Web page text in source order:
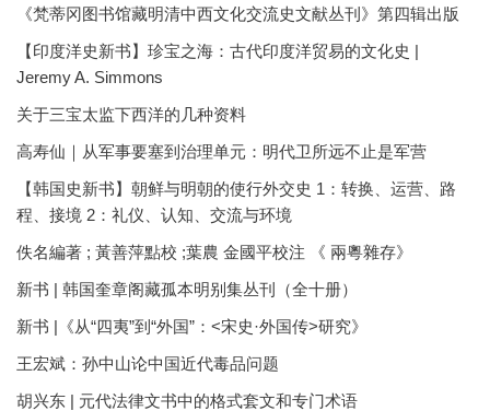
《梵蒂冈图书馆藏明清中西文化交流史文献丛刊》第四辑出版
【印度洋史新书】珍宝之海：古代印度洋贸易的文化史 |
Jeremy A. Simmons
关于三宝太监下西洋的几种资料
高寿仙｜从军事要塞到治理单元：明代卫所远不止是军营
【韩国史新书】朝鲜与明朝的使行外交史 1：转换、运营、路
程、接境 2：礼仪、认知、交流与环境
佚名編著 ; 黃善萍點校 ;葉農 金國平校注 《 兩粵雜存》
新书 | 韩国奎章阁藏孤本明别集丛刊（全十册）
新书 |《从“四夷”到“外国”：<宋史·外国传>研究》
王宏斌：孙中山论中国近代毒品问题
胡兴东 | 元代法律文书中的格式套文和专门术语